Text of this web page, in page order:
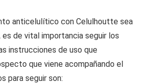
anticelulítico con Celulhoutte sea
de vital importancia seguir los
instrucciones de uso que
que viene acompañando el
para seguir son: